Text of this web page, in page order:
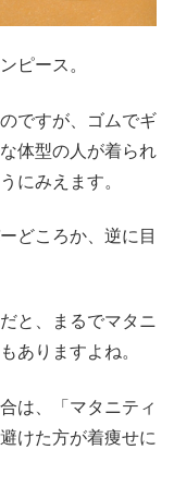
ピース。
ですが、ゴムでギ
体型の人が着られ
にみえます。
どころか、逆に目
と、まるでマタニ
ありますよね。
は、「マタニティ
けた方が着痩せに